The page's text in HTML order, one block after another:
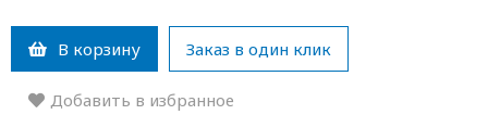
В корзину Заказ в один клик
Добавить в избранное